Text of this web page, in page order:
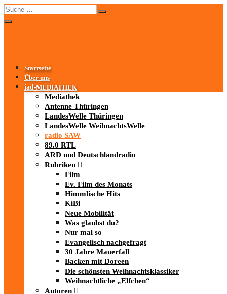
Startseite
Über uns
iad-MEDIATHEK
Mediathek
Antenne Thüringen
LandesWelle Thüringen
LandesWelle WeihnachtsWelle
radio SAW
89.0 RTL
ARD und Deutschlandradio
Rubriken
Film
Ev. Film des Monats
Himmlische Hits
KiBi
Neue Mobilität
Was glaubst du?
Nur mal so
Evangelisch nachgefragt
30 Jahre Mauerfall
Backen mit Doreen
Die schönsten Weihnachtsklassiker
Weihnachtliche „Elfchen“
Autoren